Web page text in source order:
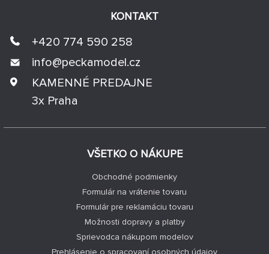
VŠETKO O NÁKUPE
Obchodné podmienky
Formulár na vrátenie tovaru
Formulár pre reklamáciu tovaru
Možnosti dopravy a platby
Sprievodca nákupom modelov
Prehlásenie o spracovaní osobných údajov
KONTAKT
+420 774 590 258
info@peckamodel.cz
KAMENNÉ PREDAJNE
3x Praha